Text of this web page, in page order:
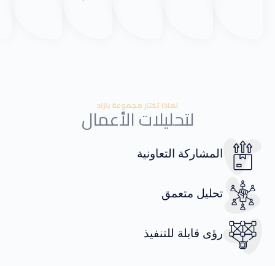
لماذا تختار مجموعة بازاد
لتحليلات الأعمال
المشاركة التعاونية
تحليل متعمق
رؤى قابلة للتنفيذ